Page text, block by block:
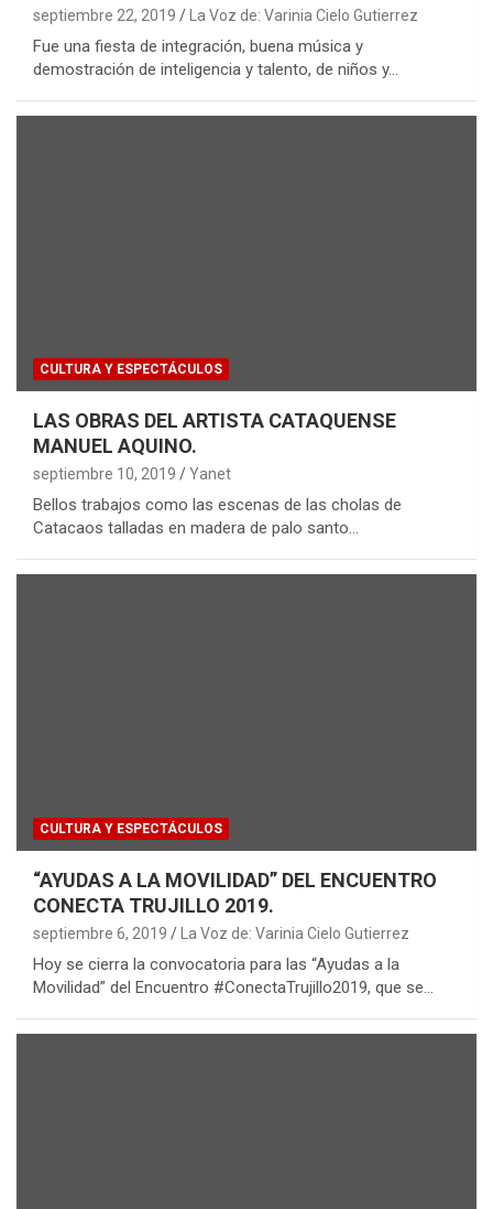
septiembre 22, 2019 La Voz de: Varinia Cielo Gutierrez
Fue una fiesta de integración, buena música y
demostración de inteligencia y talento, de niños y…
CULTURA Y ESPECTÁCULOS
LAS OBRAS DEL ARTISTA CATAQUENSE
MANUEL AQUINO.
septiembre 10, 2019 Yanet
Bellos trabajos como las escenas de las cholas de
Catacaos talladas en madera de palo santo…
CULTURA Y ESPECTÁCULOS
“AYUDAS A LA MOVILIDAD” DEL ENCUENTRO
CONECTA TRUJILLO 2019.
septiembre 6, 2019 La Voz de: Varinia Cielo Gutierrez
Hoy se cierra la convocatoria para las “Ayudas a la
Movilidad” del Encuentro #ConectaTrujillo2019, que se…